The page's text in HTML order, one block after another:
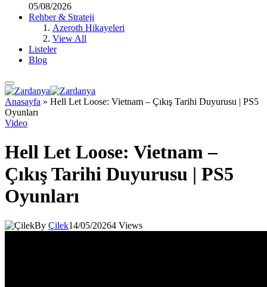
05/08/2026
Rehber & Strateji
Azeroth Hikayeleri
View All
Listeler
Blog
Anasayfa » Hell Let Loose: Vietnam – Çıkış Tarihi Duyurusu | PS5
Oyunları
Video
Hell Let Loose: Vietnam –
Çıkış Tarihi Duyurusu | PS5
Oyunları
By Çilek14/05/20264 Views